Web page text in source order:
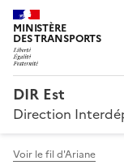
MINISTÈRE
DES TRANSPORTS
DIR Est
Direction
Voir le fil d'Ariane